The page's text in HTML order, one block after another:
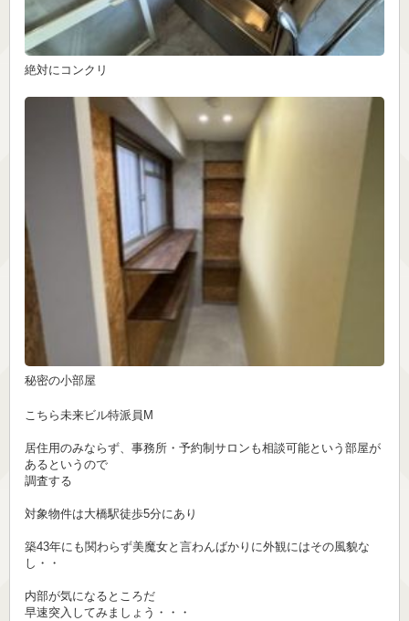
こちら未来ビル特派員M
居住用のみならず、事務所・予約制サロンも相談可能という部屋が
あるというので
調査する
対象物件は大橋駅徒歩5分にあり
築43年にも関わらず美魔女と言わんばかりに外観にはその風貌な
し・・
内部が気になるところだ
早速突入してみましょう・・・
絶対にコンクリ
秘密の小部屋